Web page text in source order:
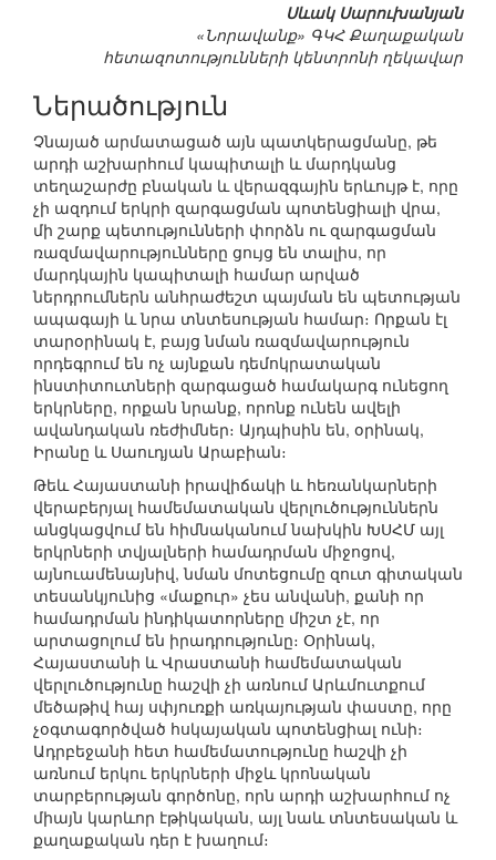
Սևակ Սարուխանյան
«Նորավանք» ԳԿՀ Քաղաքական
հետազոտությունների կենտրոնի ղեկավար
Ներածություն
Չնայած արմատացած այն պատկերացմանը, թե
արդի աշխարհում կապիտալի և մարդկանց
տեղաշարժը բնական և վերազգային երևույթ է, որը
չի ազդում երկրի զարգացման պոտենցիալի վրա,
մի շարք պետությունների փորձն ու զարգացման
ռազմավարությունները ցույց են տալիս, որ
մարդկային կապիտալի համար արված
ներդրումներն անհրաժեշտ պայման են պետության
ապագայի և նրա տնտեսության համար։ Որքան էլ
տարօրինակ է, բայց նման ռազմավարություն
որդեգրում են ոչ այնքան դեմոկրատական
ինստիտուտների զարգացած համակարգ ունեցող
երկրները, որքան նրանք, որոնք ունեն ավելի
ավանդական ռեժիմներ։ Այդպիսին են, օրինակ,
Իրանը և Սաուդյան Արաբիան։
Թեև Հայաստանի իրավիճակի և հեռանկարների
վերաբերյալ համեմատական վերլուծություններն
անցկացվում են հիմնականում նախկին ԽՍՀՄ այլ
երկրների տվյալների համադրման միջոցով,
այնուամենայնիվ, նման մոտեցումը զուտ գիտական
տեսանկյունից «մաքուր» չես անվանի, քանի որ
համադրման ինդիկատորները միշտ չէ, որ
արտացոլում են իրադրությունը։ Օրինակ,
Հայաստանի և Վրաստանի համեմատական
վերլուծությունը հաշվի չի առնում Արևմուտքում
մեծաթիվ հայ սփյուռքի առկայության փաստը, որը
չօգտագործված հսկայական պոտենցիալ ունի։
Ադրբեջանի հետ համեմատությունը հաշվի չի
առնում երկու երկրների միջև կրոնական
տարբերության գործոնը, որն արդի աշխարհում ոչ
միայն կարևոր էթիկական, այլ նաև տնտեսական և
քաղաքական դեր է խաղում։